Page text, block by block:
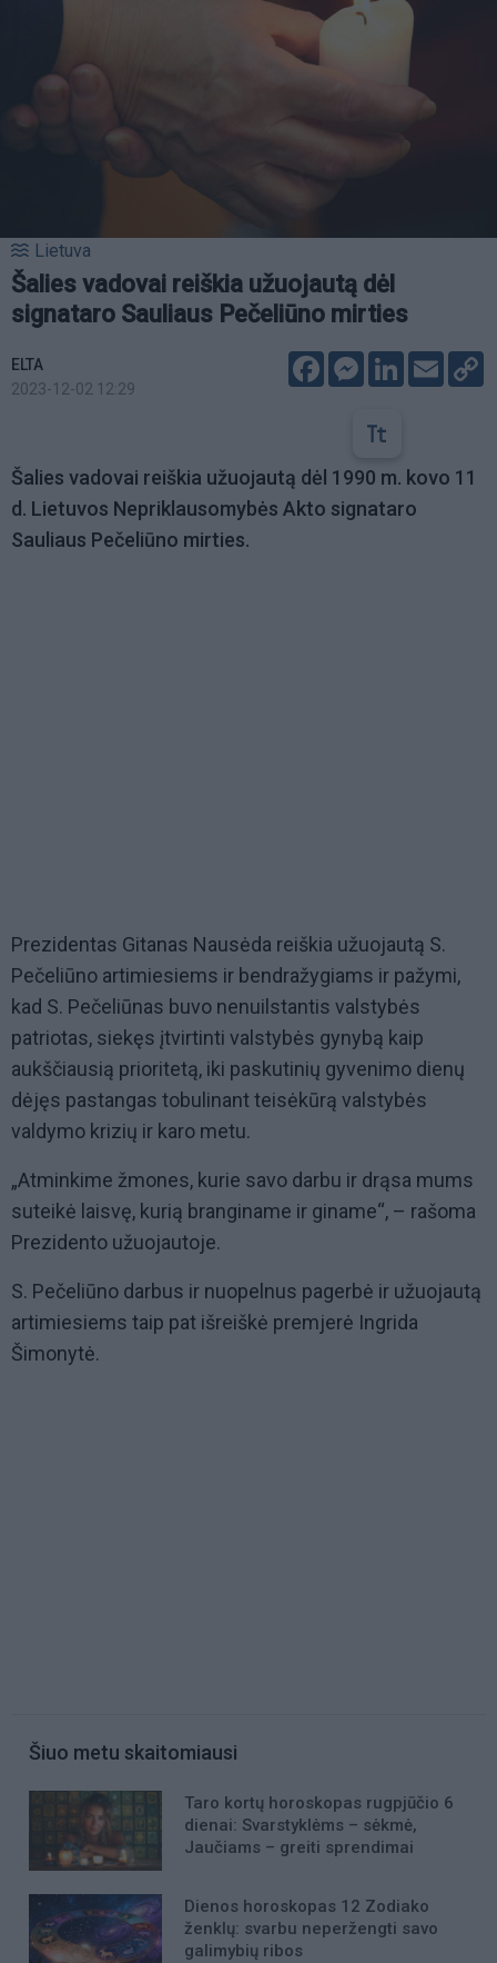
Lietuva
Šalies vadovai reiškia užuojautą dėl
signataro Sauliaus Pečeliūno mirties
ELTA
2023-12-02 12:29
FacebookMessenger
LinkedIn
Email
Šalies vadovai reiškia užuojautą dėl 1990 m. kovo 11
d. Lietuvos Nepriklausomybės Akto signataro
Sauliaus Pečeliūno mirties.
Prezidentas Gitanas Nausėda reiškia užuojautą S.
Pečeliūno artimiesiems ir bendražygiams ir pažymi,
kad S. Pečeliūnas buvo nenuilstantis valstybės
patriotas, siekęs įtvirtinti valstybės gynybą kaip
aukščiausią prioritetą, iki paskutinių gyvenimo dienų
dėjęs pastangas tobulinant teisėkūrą valstybės
valdymo krizių ir karo metu.
„Atminkime žmones, kurie savo darbu ir drąsa mums
suteikė laisvę, kurią branginame ir giname“, – rašoma
Prezidento užuojautoje.
S . Pečeliūno darbus ir nuopelnus pagerbė ir užuojautą
artimiesiems taip pat išreiškė premjerė Ingrida
Šimonytė.
Šiuo metu skaitomiausi
Taro kortų horoskopas rugpjūčio 6
dienai: Svarstyklėms – sėkmė,
Jaučiams – greiti sprendimai
Dienos horoskopas 12 Zodiako
ženklų: svarbu neperžengti savo
galimybių ribos